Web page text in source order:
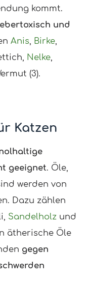
kommt.
und
Anis, Birke,
Nelke,
(3).
Katzen
geeignet. Öle,
werden von
Dazu zählen
Sandelholz und
ätherische Öle
gegen